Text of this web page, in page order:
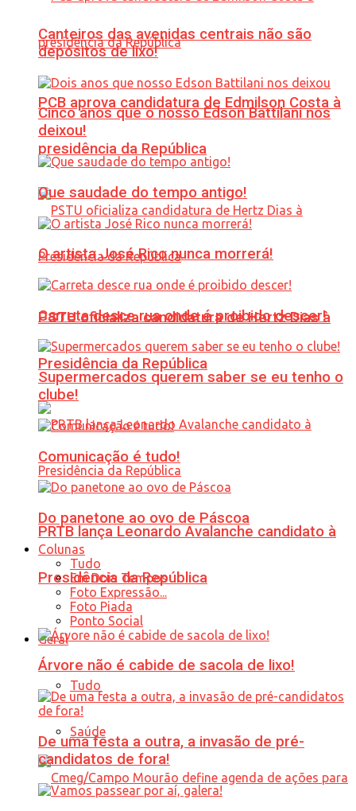
PCB aprova candidatura de Edmilson Costa à
presidência da República
PSTU oficializa candidatura de Hertz Dias à
Presidência da República
PRTB lança Leonardo Avalanche candidato à
Presidência da República
Geral
Tudo
Saúde
Canteiros das avenidas centrais não são
depósitos de lixo!
Cinco anos que o nosso Edson Battilani nos
deixou!
Que saudade do tempo antigo!
O artista José Rico nunca morrerá!
Carreta desce rua onde é proibido descer!
Supermercados querem saber se eu tenho o
clube!
Comunicação é tudo!
Do panetone ao ovo de Páscoa
Colunas
Tudo
Em Dois Tempos
Foto Expressão...
Foto Piada
Ponto Social
Árvore não é cabide de sacola de lixo!
De uma festa a outra, a invasão de pré-
candidatos de fora!